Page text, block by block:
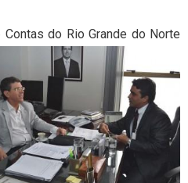
Contas do Rio Grande do Norte